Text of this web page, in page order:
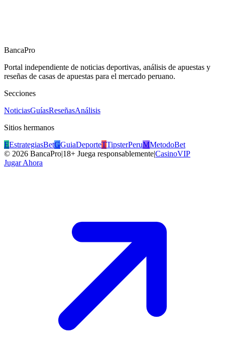
BancaPro
Portal independiente de noticias deportivas, análisis de apuestas y
reseñas de casas de apuestas para el mercado peruano.
Secciones
NoticiasGuíasReseñasAnálisis
Sitios hermanos
EEstrategiasBetGGuiaDeporteTTipsterPeruMMetodoBet
© 2026 BancaPro|18+ Juega responsablemente|CasinoVIP
Jugar Ahora